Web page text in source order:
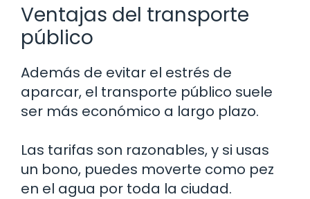
Ventajas del transporte
público
Además de evitar el estrés de
aparcar, el transporte público suele
ser más económico a largo plazo.
Las tarifas son razonables, y si usas
un bono, puedes moverte como pez
en el agua por toda la ciudad.